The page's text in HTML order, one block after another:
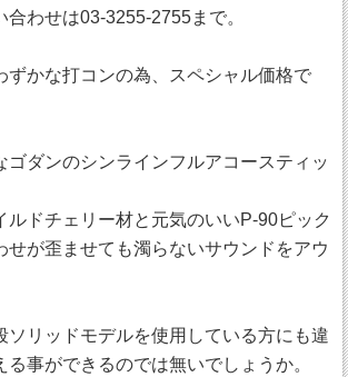
合わせは03-3255-2755まで。
ずかな打コンの為、スペシャル価格で
ゴダンのシンラインフルアコースティッ
ルドチェリー材と元気のいいP-90ピック
せが歪ませても濁らないサウンドをアウ
ソリッドモデルを使用している方にも違
事ができるのでは無いでしょうか。